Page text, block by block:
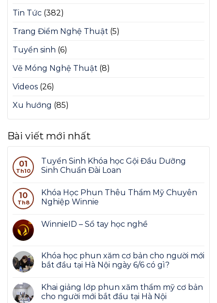
Tin Tức (382)
Trang Điểm Nghệ Thuật (5)
Tuyển sinh (6)
Vẽ Móng Nghệ Thuật (8)
Videos (26)
Xu hướng (85)
Bài viết mới nhất
01
Th10
Tuyển Sinh Khóa học Gội Đầu Dưỡng
Sinh Chuẩn Đài Loan
10
Th8
Khóa Học Phun Thêu Thẩm Mỹ Chuyên
Nghiệp Winnie
WinnieID – Sổ tay học nghề
Khóa học phun xăm cơ bản cho người mới
bắt đầu tại Hà Nội ngày 6/6 có gì?
Khai giảng lớp phun xăm thẩm mỹ cơ bản
cho người mới bắt đầu tại Hà Nội